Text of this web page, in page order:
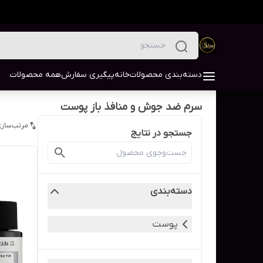
دسته‌بندی محصولاتخانهپیگیری سفارشهمه محصولات
سرم ضد جوش و منافذ باز پوست
جستجو در نتایج
دسته‌بندی
پوست